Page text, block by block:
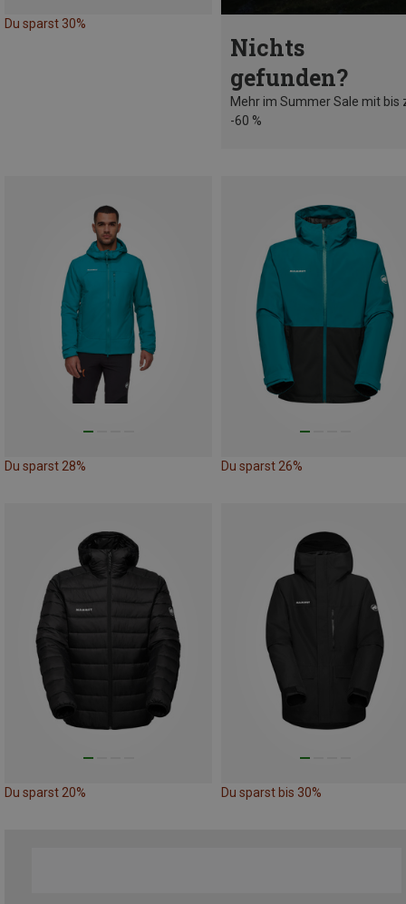
Du sparst 30%
Nichts
gefunden?
Mehr im Summer Sale mit bis
-60 %
Du sparst 28% Du sparst 26%
Du sparst 20% Du sparst bis 30%